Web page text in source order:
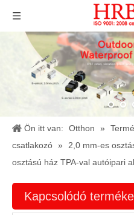
Ön itt van: Otthon »
csatlakozó » 2,0 mm-es
osztású ház TPA-val autóipari
Kapcsolódó